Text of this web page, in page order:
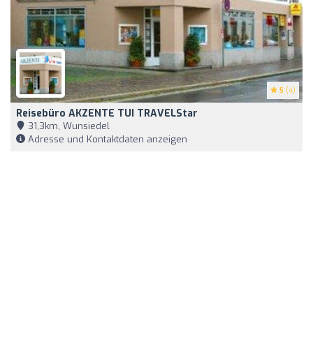
5 (4)
Reisebüro AKZENTE TUI TRAVELStar
31,3km, Wunsiedel
Adresse und Kontaktdaten anzeigen